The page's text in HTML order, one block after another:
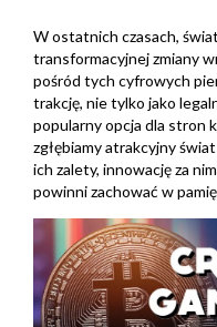
W ostatnich czasach,
transformacyjnej zmiany
pośród tych cyfrowych
trakcję, nie tylko jako
popularny opcja dla stron
zgłębiamy atrakcyjny
ich zalety, innowację za
powinni zachować w